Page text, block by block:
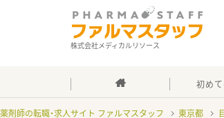
株式会社メディカルリソース
初め
薬剤師の転職・求人サイト ファルマスタッフ 東京都